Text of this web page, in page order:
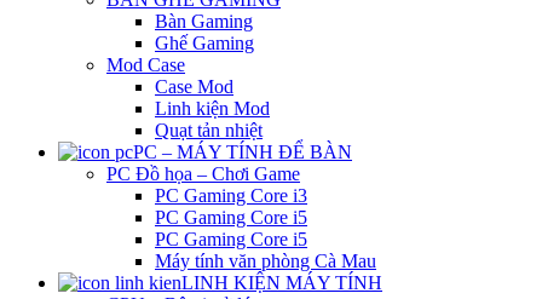
Bàn Gaming
Ghế Gaming
Mod Case
Case Mod
Linh kiện Mod
Quạt tản nhiệt
PC – MÁY TÍNH ĐỂ BÀN
PC Đồ họa – Chơi Game
PC Gaming Core i3
PC Gaming Core i5
PC Gaming Core i5
Máy tính văn phòng Cà Mau
LINH KIỆN MÁY TÍNH